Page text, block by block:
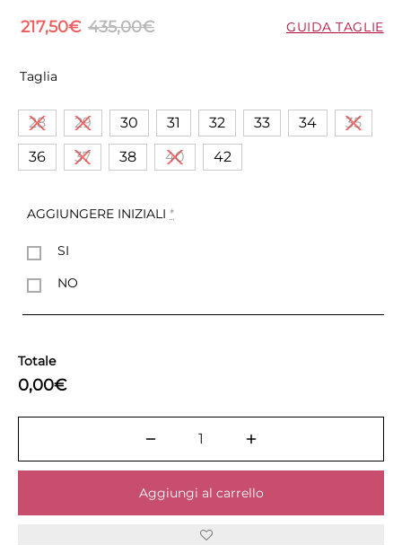
217,50€ 435,00€ GUIDA TAGLIE
Taglia
28 29 30 31 32 33 34
35
36
37 38 40 42
AGGIUNGERE INIZIALI *
SI
NO
Totale
0,00€
Aggiungi al carrello